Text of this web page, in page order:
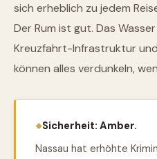
sich erheblich zu jedem
Der Rum ist gut. Das
Kreuzfahrt-Infrastruktur
können alles verdunkeln,
Sicherheit: Amber.
Nassau hat erhöhte